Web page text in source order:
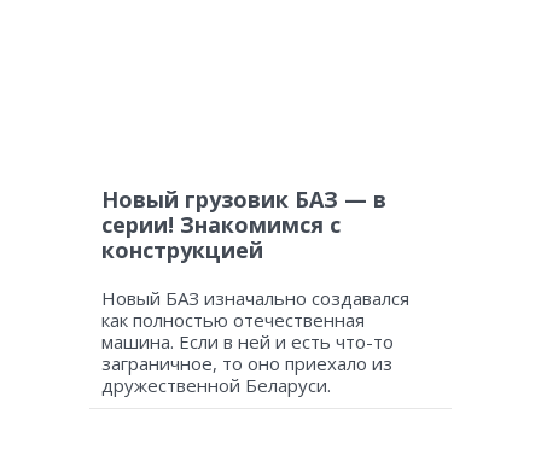
Новый грузовик БАЗ — в
серии! Знакомимся с
конструкцией
Новый БАЗ изначально создавался
как полностью отечественная
машина. Если в ней и есть что-то
заграничное, то оно приехало из
дружественной Беларуси.